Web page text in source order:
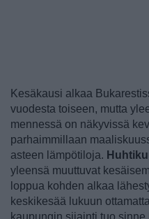
Kesäkausi alkaa
vuodesta toiseen, mutta
mennessä on näkyvissä
parhaimmillaan
asteen lämpötiloja.
yleensä muuttuvat
loppua kohden alkaa
keskikesää lukuun
kaupungin sijainti tuo